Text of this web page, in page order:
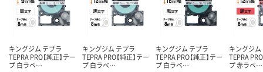
カゴへ カゴへ カ
キングジム テプラ
TEPRA PRO【純正】テー
プ 白ラベ…
キングジム テプラ
TEPRA PRO【純正】テー
プ 白ラベ…
キングジム テプラ
TEPRA PRO【純正】テー
プ 白ラベ…
キングジム
TEPRA
プ 赤ラベ…